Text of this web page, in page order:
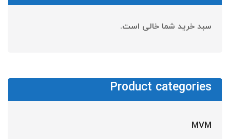
سبد خرید شما خالی است.
Product categories
MVM